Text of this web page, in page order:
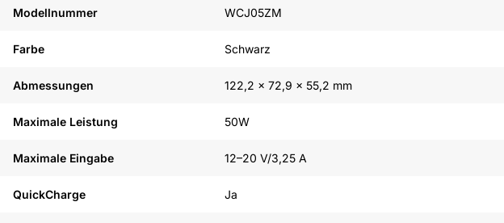
Modellnummer WCJ05ZM
Farbe Schwarz
Abmessungen 122,2 x 72,9 x 55,2 mm
Maximale Leistung 50W
Maximale Eingabe 12–20 V/3,25 A
QuickCharge Ja